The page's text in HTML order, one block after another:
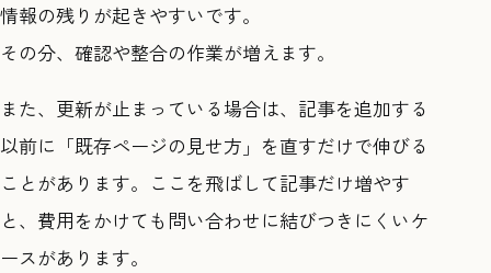
情報の残りが起きやすいです。
その分、確認や整合の作業が増えます。
また、更新が止まっている場合は、記事を追加する
以前に「既存ページの見せ方」を直すだけで伸びる
ことがあります。ここを飛ばして記事だけ増やす
と、費用をかけても問い合わせに結びつきにくいケ
ースがあります。